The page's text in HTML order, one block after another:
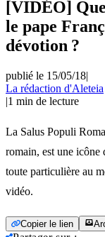
[VIDÉO]
le pape
dévotion ?
publié le 15/05/18|
La rédaction d'Aleteia
|1 min de lecture
La Salus Populi
romain, est une icône
toute particulière au
vidéo.
Copier le lien